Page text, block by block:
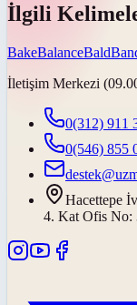
İlgili
BakeBalanceBald
İletişim Merkezi
0(312) 911
0(546) 855
Hacettepe
4. Kat Ofis